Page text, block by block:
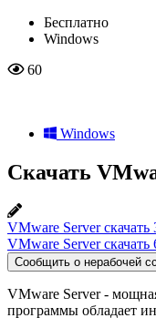
Бесплатно
Windows
60
Windows
Скачать
VMware Server скачать
VMware Server скачать
Сообщить о нерабочей
VMware Server -
программы обладает